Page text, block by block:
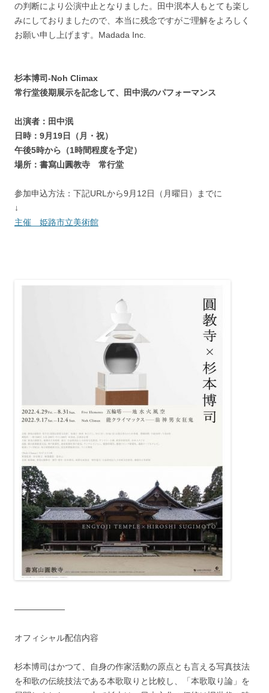
の判断により公演中止となりました。田中泯本人もとても楽し
みにしておりましたので、本当に残念ですがご理解をよろしく
お願い申し上げます。Madada Inc.
杉本博司-Noh Climax
常行堂後期展示を記念して、田中泯のパフォーマンス
出演者：田中泯
日時：9月19日（月・祝）
午後5時から（1時間程度を予定）
場所：書寫山圓教寺 常行堂
参加申込方法：下記URLから9月12日（月曜日）までに
↓
主催 姫路市立美術館
——————
オフィシャル配信内容
杉本博司はかつて、自身の作家活動の原点とも言える写真技法
を和歌の伝統技法である本歌取りと比較し、「本歌取り論」を